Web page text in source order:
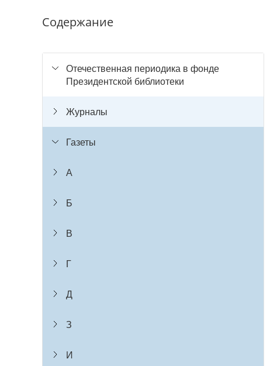
Содержание
Отечественная периодика в фонде
Президентской библиотеки
Журналы
Газеты
А
Б
В
Г
Д
З
И